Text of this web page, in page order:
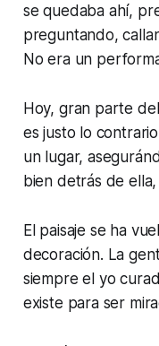
se quedaba ahí,
preguntando,
No era un
Hoy, gran parte
es justo lo
un lugar,
bien detrás de
El paisaje se ha
decoración. La
siempre el yo
existe para ser